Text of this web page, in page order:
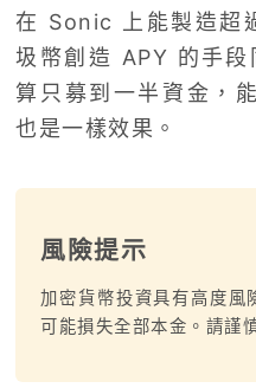
在 Sonic 上能製造超
圾幣創造 APY 的手
算只募到一半資金，
也是一樣效果。
風險提示
加密貨幣投資具有高度風
可能損失全部本金。請謹